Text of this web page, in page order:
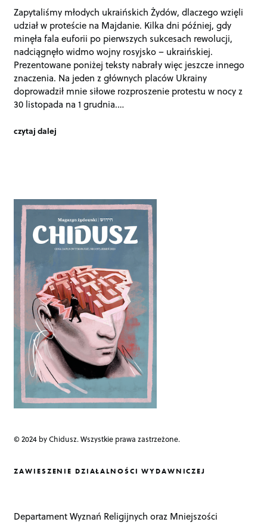
Zapytaliśmy młodych ukraińskich Żydów, dlaczego wzięli
udział w proteście na Majdanie. Kilka dni później, gdy
minęła fala euforii po pierwszych sukcesach rewolucji,
nadciągnęło widmo wojny rosyjsko – ukraińskiej.
Prezentowane poniżej teksty nabrały więc jeszcze innego
znaczenia. Na jeden z głównych placów Ukrainy
doprowadził mnie siłowe rozproszenie protestu w nocy z
30 listopada na 1 grudnia.…
czytaj dalej
© 2024 by Chidusz. Wszystkie prawa zastrzeżone.
ZAWIESZENIE DZIAŁALNOŚCI WYDAWNICZEJ
Departament Wyznań Religijnych oraz Mniejszości